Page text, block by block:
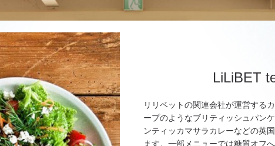
LiLiBET
リリベットの関連会社が運営する
ープのようなブリティッシュパン
ンティッカマサラカレーなどの英
ます。一部メニューでは糖質オフ